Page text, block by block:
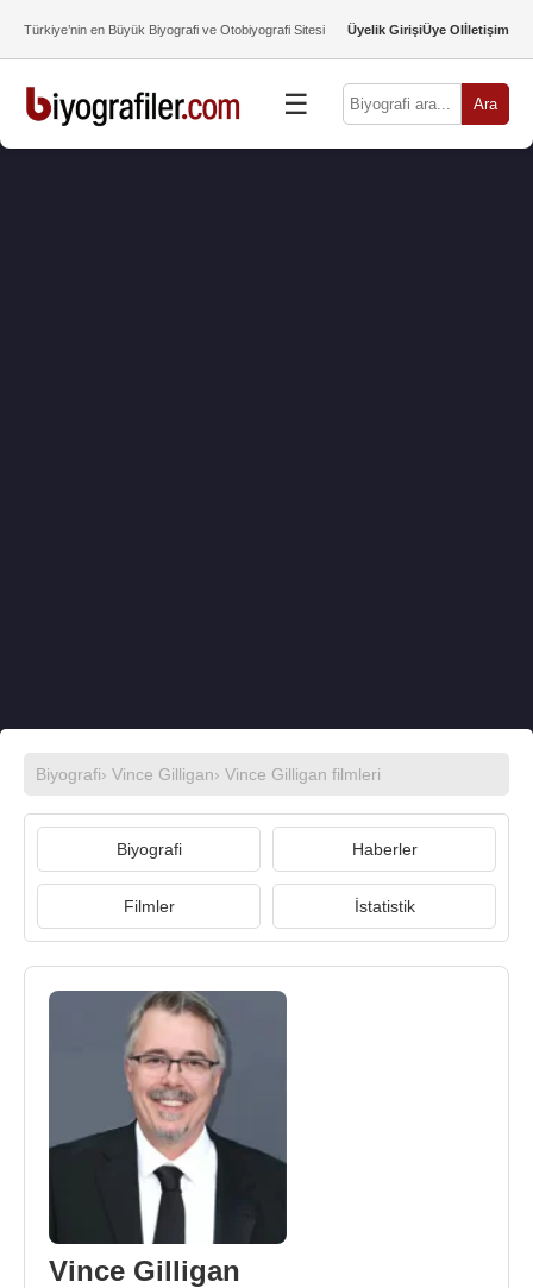
Türkiye’nin en Büyük Biyografi ve Otobiyografi Sitesi Üyelik GirişiÜye Olİletişim
☰ Ara
Biyografi› Vince Gilligan› Vince Gilligan filmleri
Biyografi Haberler
Filmler İstatistik
Vince Gilligan